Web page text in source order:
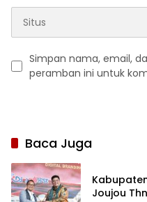
Simpan nama, email,
peramban ini untuk
Baca Juga
Joujou